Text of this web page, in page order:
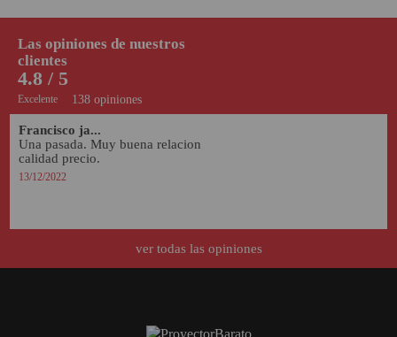
138 opiniones
4.8 / 5
Excelente
Las opiniones de nuestros
clientes
Francisco ja...
Una pasada. Muy buena relacion
calidad precio.
13/12/2022
ver todas las opiniones